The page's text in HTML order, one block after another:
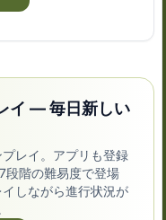
イ — 毎日新しい
レイ。アプリも登録
段階の難易度で登場
しながら進行状況が